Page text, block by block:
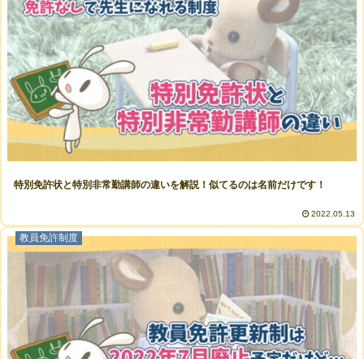
特別免許状と特別非常勤講師の違いを解説！似てるのは名前だけです！
2022.05.13
教員免許制度